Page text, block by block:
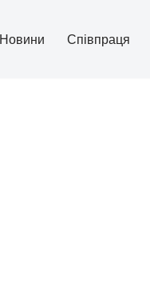
Новини Співпраця